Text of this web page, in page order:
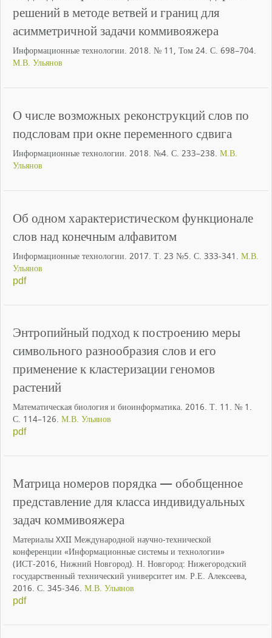
решений в методе ветвей и границ для
асимметричной задачи коммивояжера
Информационные технологии. 2018. № 11, Том 24. С. 698–704.
М.В. Ульянов
О числе возможных реконструкций слов по
подсловам при окне переменного сдвига
Информационные технологии. 2018. №4. С. 233–238. М.В.
Ульянов
Об одном характеристическом функционале
слов над конечным алфавитом
Информационные технологии. 2017. Т. 23 №5. С. 333-341. М.В.
Ульянов
pdf
Энтропийный подход к построению меры
символьного разнообразия слов и его
применение к кластеризации геномов
растений
Математическая биология и биоинформатика. 2016. Т. 11. № 1.
С. 114–126. М.В. Ульянов
pdf
Матрица номеров порядка — обобщенное
представление для класса индивидуальных
задач коммивояжера
Материалы XXII Международной научно-технической
конференции «Информационные системы и технологии»
(ИСТ-2016, Нижний Новгород). Н. Новгород: Нижегородский
государственный технический университет им. Р.Е. Алексеева,
2016. С. 345-346. М.В. Ульянов
pdf